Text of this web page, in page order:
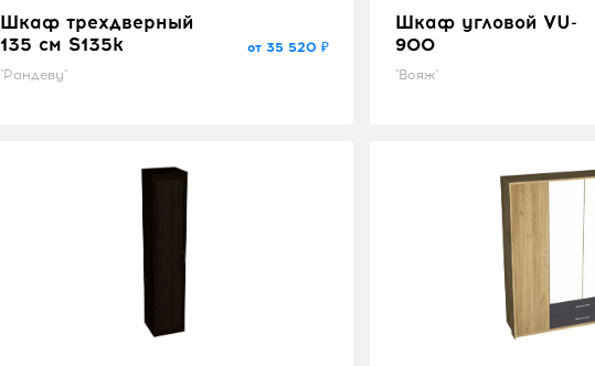
Шкаф трехдверный
135 см S135k
"Рандеву"
от 35 520 ₽
Шкаф угловой VU-
900
"Вояж"